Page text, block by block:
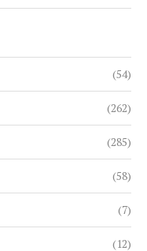
(54)
(262)
(285)
(58)
(7)
(12)